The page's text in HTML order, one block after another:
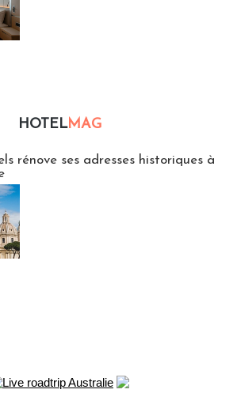
HOTELMAG
rénove ses adresses historiques à